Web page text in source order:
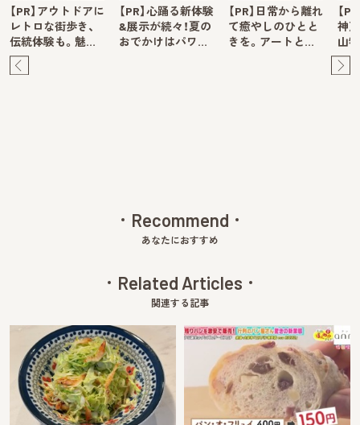
【PR】アウトドアに
レトロな街歩き、
伝統体験も。魅…
【PR】心踊る新体験
&展示が続々！夏の
おでかけはパワ…
【PR】日常から離れ
て癒やしのひとと
きを。アートと…
【
神
山
Recommend
あなたにおすすめ
Related Articles
関連する記事